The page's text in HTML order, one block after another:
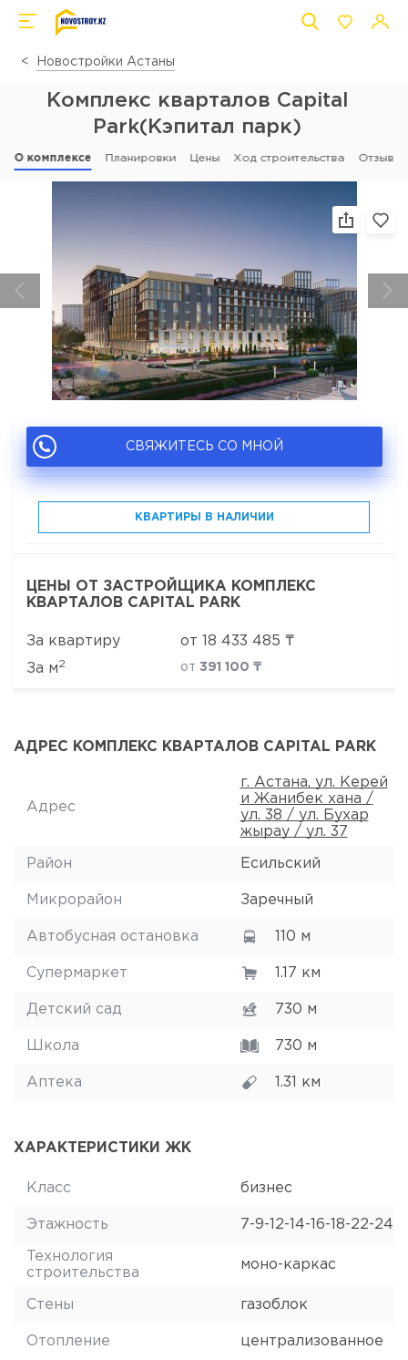
Новостройки Астаны
Комплекс кварталов Capital
Park(Кэпитал парк)
О комплексе Планировки Цены Ход строительства Отзывы
СВЯЖИТЕСЬ СО МНОЙ
КВАРТИРЫ В НАЛИЧИИ
ЦЕНЫ ОТ ЗАСТРОЙЩИКА КОМПЛЕКС
КВАРТАЛОВ CAPITAL PARK
За квартиру от 18 433 485 ₸
За м2 от 391 100 ₸
АДРЕС КОМПЛЕКС КВАРТАЛОВ CAPITAL PARK
Адрес
г. Астана, ул. Керей
и Жанибек хана /
ул. 38 / ул. Бухар
жырау / ул. 37
Район Есильский
Микрорайон Заречный
Автобусная остановка 110 м
Супермаркет 1.17 км
Детский сад 730 м
Школа 730 м
Аптека 1.31 км
ХАРАКТЕРИСТИКИ ЖК
Класс бизнес
Этажность 7-9-12-14-16-18-22-24
Технология
строительства
моно-каркас
Стены газоблок
Отопление централизованное